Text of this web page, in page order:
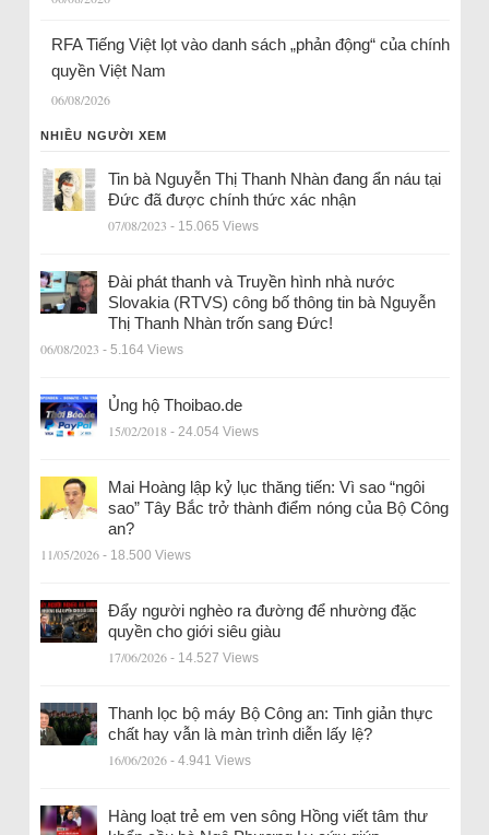
RFA Tiếng Việt lọt vào danh sách „phản động“ của chính
quyền Việt Nam
06/08/2026
NHIỀU NGƯỜI XEM
Tin bà Nguyễn Thị Thanh Nhàn đang ẩn náu tại
Đức đã được chính thức xác nhận
07/08/2023 - 15.065 Views
Đài phát thanh và Truyền hình nhà nước
Slovakia (RTVS) công bố thông tin bà Nguyễn
Thị Thanh Nhàn trốn sang Đức!
06/08/2023 - 5.164 Views
Ủng hộ Thoibao.de
15/02/2018 - 24.054 Views
Mai Hoàng lập kỷ lục thăng tiến: Vì sao “ngôi
sao” Tây Bắc trở thành điểm nóng của Bộ Công
an?
11/05/2026 - 18.500 Views
Đẩy người nghèo ra đường để nhường đặc
quyền cho giới siêu giàu
17/06/2026 - 14.527 Views
Thanh lọc bộ máy Bộ Công an: Tinh giản thực
chất hay vẫn là màn trình diễn lấy lệ?
16/06/2026 - 4.941 Views
Hàng loạt trẻ em ven sông Hồng viết tâm thư